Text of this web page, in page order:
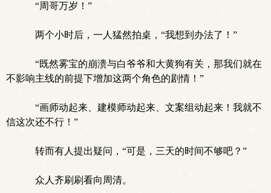
“周哥万岁！”
两个小时后，一人猛然拍桌，“我想到办法了！”
“既然雾宝的崩溃与白爷爷和大黄狗有关，那我们就在
不影响主线的前提下增加这两个角色的剧情！”
“画师动起来、建模师动起来、文案组动起来！我就不
信这次还不行！”
转而有人提出疑问，“可是，三天的时间不够吧？”
众人齐刷刷看向周清。